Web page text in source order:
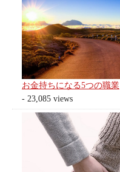
お金持ちになる5つの職業
- 23,085 views